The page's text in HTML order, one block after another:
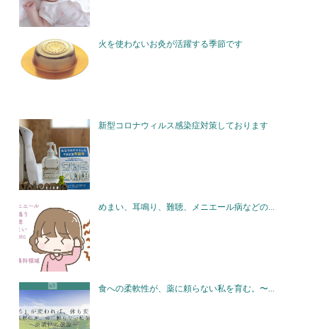
火を使わないお灸が活躍する季節です
新型コロナウィルス感染症対策しております
めまい、耳鳴り、難聴、メニエール病などの...
食への柔軟性が、薬に頼らない私を育む。〜...